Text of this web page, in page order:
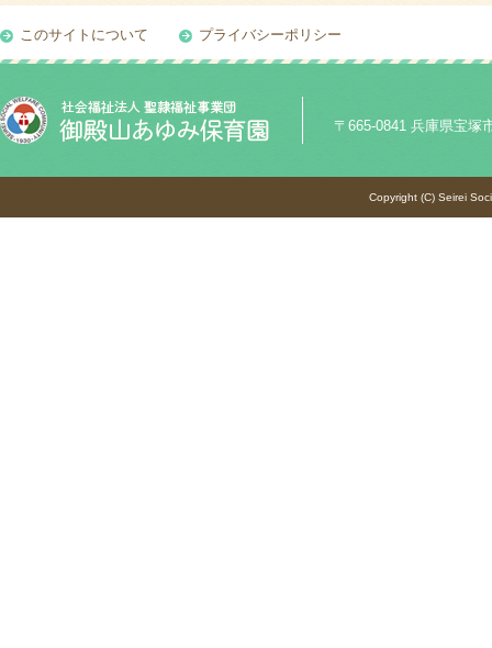
このサイトについて プライバシーポリシー
〒665-0841 兵庫県宝塚
Copyright (C) Seirei